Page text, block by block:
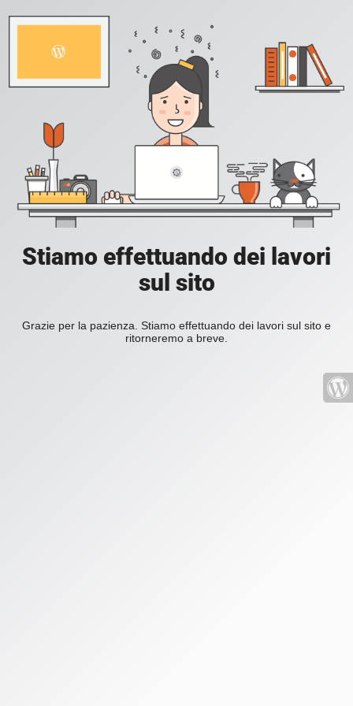
Stiamo effettuando dei lavori
sul sito
Grazie per la pazienza. Stiamo effettuando dei lavori sul sito e
ritorneremo a breve.